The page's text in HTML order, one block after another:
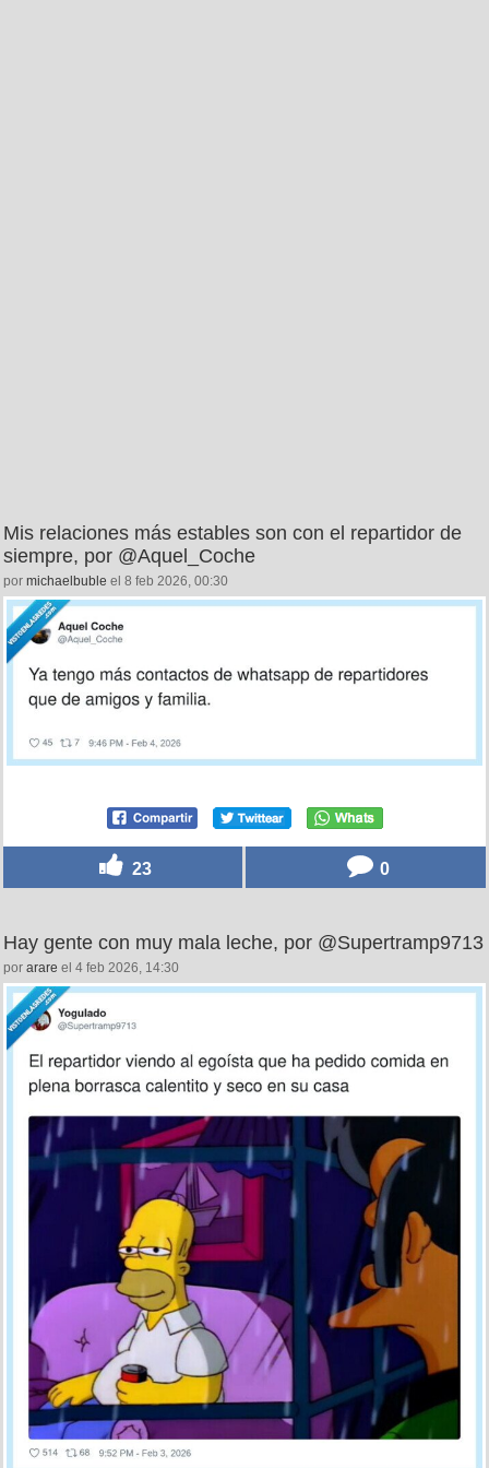
Mis relaciones más estables son con el repartidor de
siempre, por @Aquel_Coche
por michaelbuble el 8 feb 2026, 00:30
23 0
Hay gente con muy mala leche, por @Supertramp9713
por arare el 4 feb 2026, 14:30